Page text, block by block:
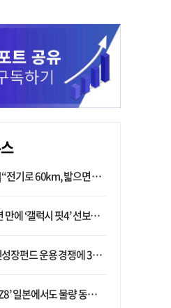
밟으면 462마력”…볼보 XC60 T8의 두 얼굴
시 핏4’ 선보이나…웨어러블 생태계 확장 ‘시동’
경쟁에 33개사 몰렸다…신한·하나 등 새 얼굴 대거 합류
물량 동났다…애플 참전 앞두고 선두 수성 ‘시험대’